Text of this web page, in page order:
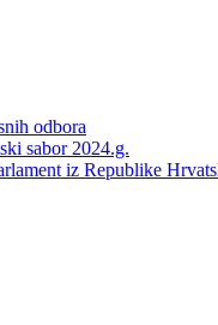
odbora
sabor 2024.g.
iz Republike